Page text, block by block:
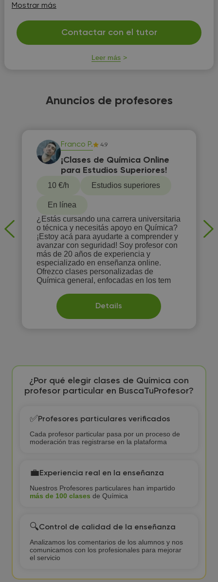
resumiendo la información importante, haciendo auto-
eva...
Mostrar más
Contactar con el tutor
Leer más
Anuncios de profesores
Franco P. 4.9
¡Clases de Química Online
para Estudios Superiores!
10 €/h Estudios superiores
En línea
¿Estás cursando una carrera universitaria
o técnica y necesitás apoyo en Química?
¡Estoy acá para ayudarte a comprender y
avanzar con seguridad! Soy profesor con
más de 20 años de experiencia y
especializado en enseñanza online.
Ofrezco clases personalizadas de
Química general, enfocadas en los tem
Details
¿Por qué elegir clases de Química con
profesor particular en BuscaTuProfesor?
✅Profesores particulares verificados
Cada profesor particular pasa por un proceso de
moderación tras registrarse en la plataforma
💼Experiencia real en la enseñanza
Nuestros Profesores particulares han impartido
más de 100 clases de Química
🔍Control de calidad de la enseñanza
Analizamos los comentarios de los alumnos y nos
comunicamos con los profesionales para mejorar
el servicio